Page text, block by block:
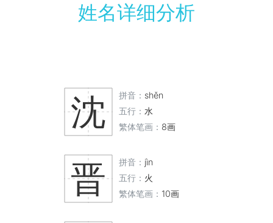
姓名详细分析
沈 拼音： shěn
五行： 水
繁体笔画： 8画
晋 拼音： jìn
五行： 火
繁体笔画： 10画